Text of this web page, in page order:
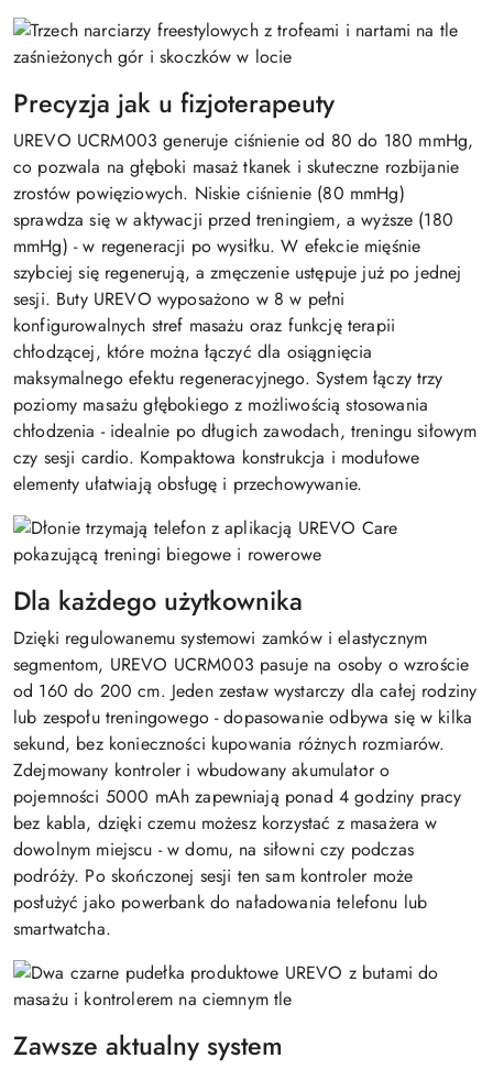
Precyzja jak u fizjoterapeuty
UREVO UCRM003 generuje ciśnienie od 80 do 180 mmHg,
co pozwala na głęboki masaż tkanek i skuteczne rozbijanie
zrostów powięziowych. Niskie ciśnienie (80 mmHg)
sprawdza się w aktywacji przed treningiem, a wyższe (180
mmHg) - w regeneracji po wysiłku. W efekcie mięśnie
szybciej się regenerują, a zmęczenie ustępuje już po jednej
sesji. Buty UREVO wyposażono w 8 w pełni
konfigurowalnych stref masażu oraz funkcję terapii
chłodzącej, które można łączyć dla osiągnięcia
maksymalnego efektu regeneracyjnego. System łączy trzy
poziomy masażu głębokiego z możliwością stosowania
chłodzenia - idealnie po długich zawodach, treningu siłowym
czy sesji cardio. Kompaktowa konstrukcja i modułowe
elementy ułatwiają obsługę i przechowywanie.
Dla każdego użytkownika
Dzięki regulowanemu systemowi zamków i elastycznym
segmentom, UREVO UCRM003 pasuje na osoby o wzroście
od 160 do 200 cm. Jeden zestaw wystarczy dla całej rodziny
lub zespołu treningowego - dopasowanie odbywa się w kilka
sekund, bez konieczności kupowania różnych rozmiarów.
Zdejmowany kontroler i wbudowany akumulator o
pojemności 5000 mAh zapewniają ponad 4 godziny pracy
bez kabla, dzięki czemu możesz korzystać z masażera w
dowolnym miejscu - w domu, na siłowni czy podczas
podróży. Po skończonej sesji ten sam kontroler może
posłużyć jako powerbank do naładowania telefonu lub
smartwatcha.
Zawsze aktualny system